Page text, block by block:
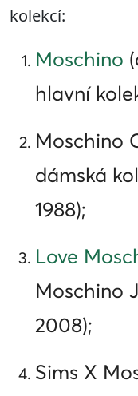
kolekcí:
Moschino
hlavní
Moschino
dámská
1988);
Love
Moschino
2008);
Sims X